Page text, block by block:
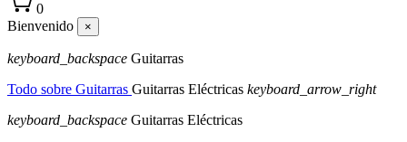
0
Bienvenido
×
keyboard_backspace Guitarras
Todo sobre Guitarras Guitarras Eléctricas keyboard_arrow_right
keyboard_backspace Guitarras Eléctricas